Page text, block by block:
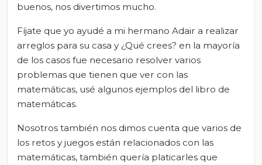
buenos, nos divertimos mucho.
Fíjate que yo ayudé a mi hermano Adair a realizar
arreglos para su casa y ¿Qué crees? en la mayoría
de los casos fue necesario resolver varios
problemas que tienen que ver con las
matemáticas, usé algunos ejemplos del libro de
matemáticas.
Nosotros también nos dimos cuenta que varios de
los retos y juegos están relacionados con las
matemáticas, también quería platicarles que